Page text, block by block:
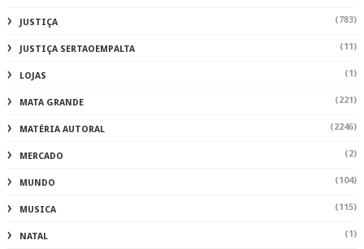
SER (1)
SERTAOEMPALTA (1222)
SERTAOEMPALTAALAGOAS (2)
SERTAOEMPALTAMATÉRIA AUTORAL (1)
SOLIDARIEDADE (2)
TAXAS (1)
TECNOLOGIA (69)
TRILHA (1)
TURISMO (90)